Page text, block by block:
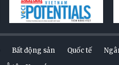
Bất động sản Quốc tế